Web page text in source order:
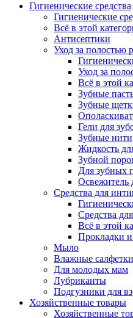
Гигиенические средства
Гигиенические
Всё в этой
Антисептики
Уход за полостью
Уход за
Всё в этой
Зубные
Зубные
Гели для
Зубные нити
Жидкость
Зубной
Для зубных
Освежитель
Средства для
Средства
Всё в этой
Прокладки
Мыло
Влажные салфетки
Для молодых мам
Лубриканты
Подгузники для
Хозяйственные товары
Хозяйственные